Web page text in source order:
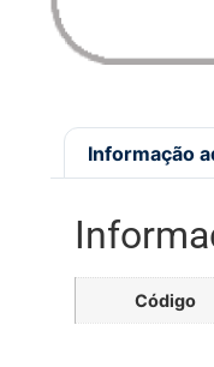
Informação
Código